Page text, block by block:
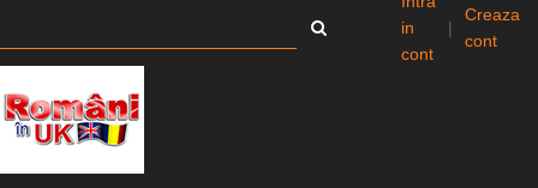
in
cont
|
Creaza
cont